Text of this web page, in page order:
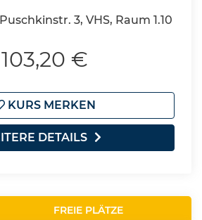
3, VHS, Raum 1.10
103,20 €
KURS MERKEN
DETAILS
FREIE PLÄTZE